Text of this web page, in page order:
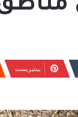
بينتيريست